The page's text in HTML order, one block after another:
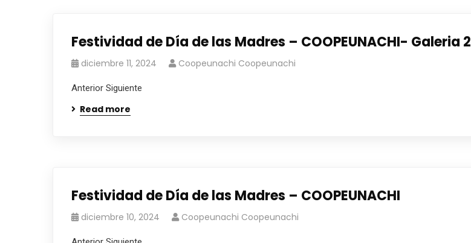
Festividad de Día de las Madres – COOPEUNACHI- Galeria 2
diciembre 11, 2024 Coopeunachi Coopeunachi
Anterior Siguiente
Read more
Festividad de Día de las Madres – COOPEUNACHI
diciembre 10, 2024 Coopeunachi Coopeunachi